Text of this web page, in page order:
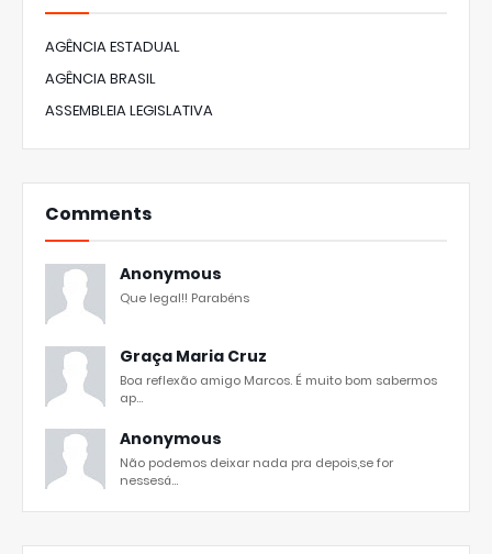
AGÊNCIA ESTADUAL
AGÊNCIA BRASIL
ASSEMBLEIA LEGISLATIVA
Comments
Anonymous
Que legal!! Parabéns
Graça Maria Cruz
Boa reflexão amigo Marcos. É muito bom sabermos
ap...
Anonymous
Não podemos deixar nada pra depois,se for
nessesá...